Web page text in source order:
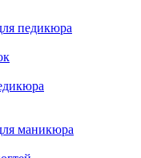
педикюра
маникюра